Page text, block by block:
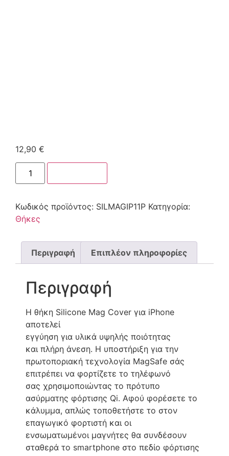
12,90 €
Κωδικός προϊόντος: SILMAGIP11P Κατηγορία:
Θήκες
Περιγραφή Επιπλέον πληροφορίες
Περιγραφή
Η θήκη Silicone Mag Cover για iPhone
αποτελεί
εγγύηση για υλικά υψηλής ποιότητας
και πλήρη άνεση. Η υποστήριξη για την
πρωτοποριακή τεχνολογία MagSafe σάς
επιτρέπει να φορτίζετε το τηλέφωνό
σας χρησιμοποιώντας το πρότυπο
ασύρματης φόρτισης Qi. Αφού φορέσετε το
κάλυμμα, απλώς τοποθετήστε το στον
επαγωγικό φορτιστή και οι
ενσωματωμένοι μαγνήτες θα συνδέσουν
σταθερά το smartphone στο πεδίο φόρτισης